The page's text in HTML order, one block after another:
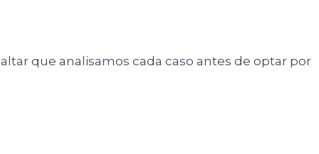
que analisamos cada caso antes de optar por